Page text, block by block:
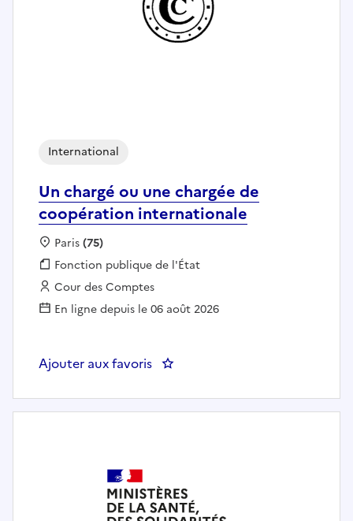
Un chargé ou une chargée de
coopération internationale
International
Localisation :
Paris(75)
Fonction publique :
Fonction publique de l'État
Employeur :
Cour des Comptes
En ligne depuis le 06 août 2026
Ajouter aux favoris : Un chargé ou une chargée